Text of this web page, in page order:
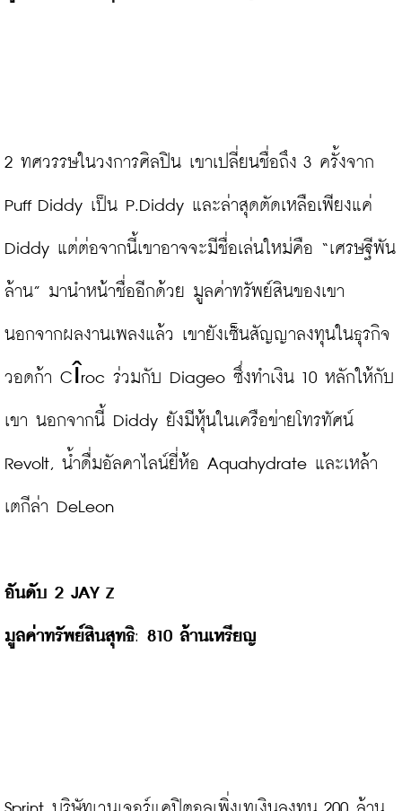
2 ทศวรรษในวงการศิลปิน เขาเปลี่ยนชื่อถึง 3 ครั้งจาก
Puff Diddy เป็น P.Diddy และล่าสุดตัดเหลือเพียงแค่
Diddy แต่ต่อจากนี้เขาอาจจะมีชื่อเล่นใหม่คือ “เศรษฐีพัน
ล้าน” มานำหน้าชื่ออีกด้วย มูลค่าทรัพย์สินของเขา
นอกจากผลงานเพลงแล้ว เขายังเซ็นสัญญาลงทุนในธุรกิจ
วอดก้า Cîroc ร่วมกับ Diageo ซึ่งทำเงิน 10 หลักให้กับ
เขา นอกจากนี้ Diddy ยังมีหุ้นในเครือข่ายโทรทัศน์
Revolt, น้ำดื่มอัลคาไลน์ยี่ห้อ Aquahydrate และเหล้า
เตกีล่า DeLeon
อันดับ 2 JAY Z
มูลค่าทรัพย์สินสุทธิ: 810 ล้านเหรียญ